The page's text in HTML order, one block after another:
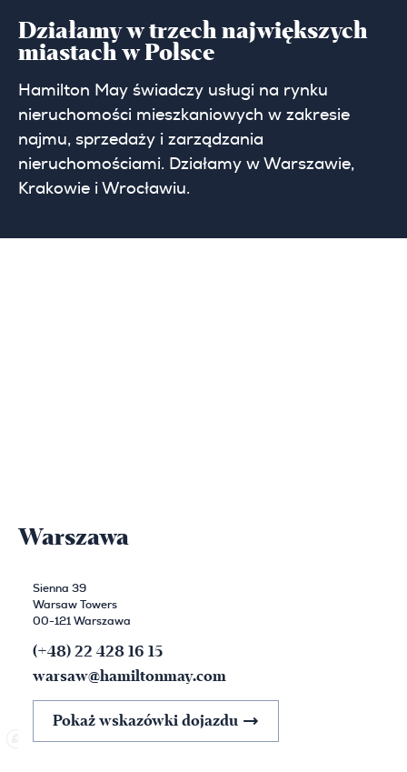
Działamy w trzech największych
miastach w Polsce
Hamilton May świadczy usługi na rynku
nieruchomości mieszkaniowych w zakresie
najmu, sprzedaży i zarządzania
nieruchomościami. Działamy w Warszawie,
Krakowie i Wrocławiu.
Warszawa
Sienna 39
Warsaw Towers
00-121 Warszawa
(+48) 22 428 16 15
warsaw@hamiltonmay.com
Pokaż wskazówki dojazdu